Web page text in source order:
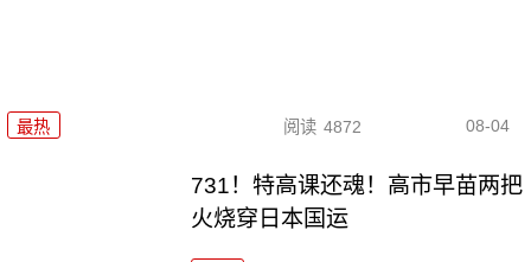
最热 阅读 4872 08-04
731！特高课还魂！高市早苗两把
火烧穿日本国运